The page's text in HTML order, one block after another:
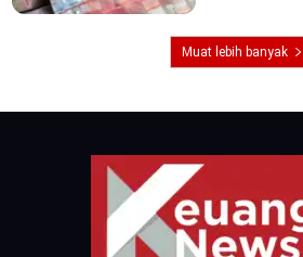
Muat lebih banyak